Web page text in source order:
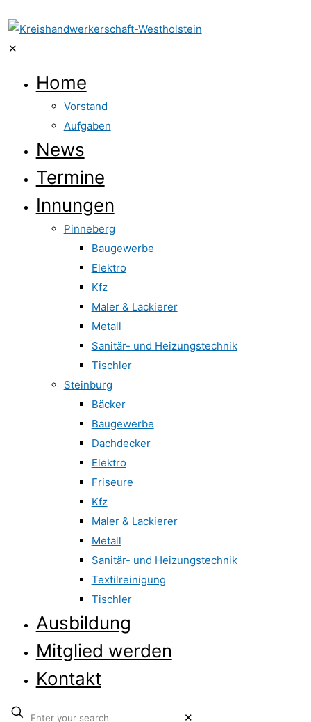
✕
Home
Vorstand
Aufgaben
News
Termine
Innungen
Pinneberg
Baugewerbe
Elektro
Kfz
Maler & Lackierer
Metall
Sanitär- und Heizungstechnik
Tischler
Steinburg
Bäcker
Baugewerbe
Dachdecker
Elektro
Friseure
Kfz
Maler & Lackierer
Metall
Sanitär- und Heizungstechnik
Textilreinigung
Tischler
Ausbildung
Mitglied werden
Kontakt
✕